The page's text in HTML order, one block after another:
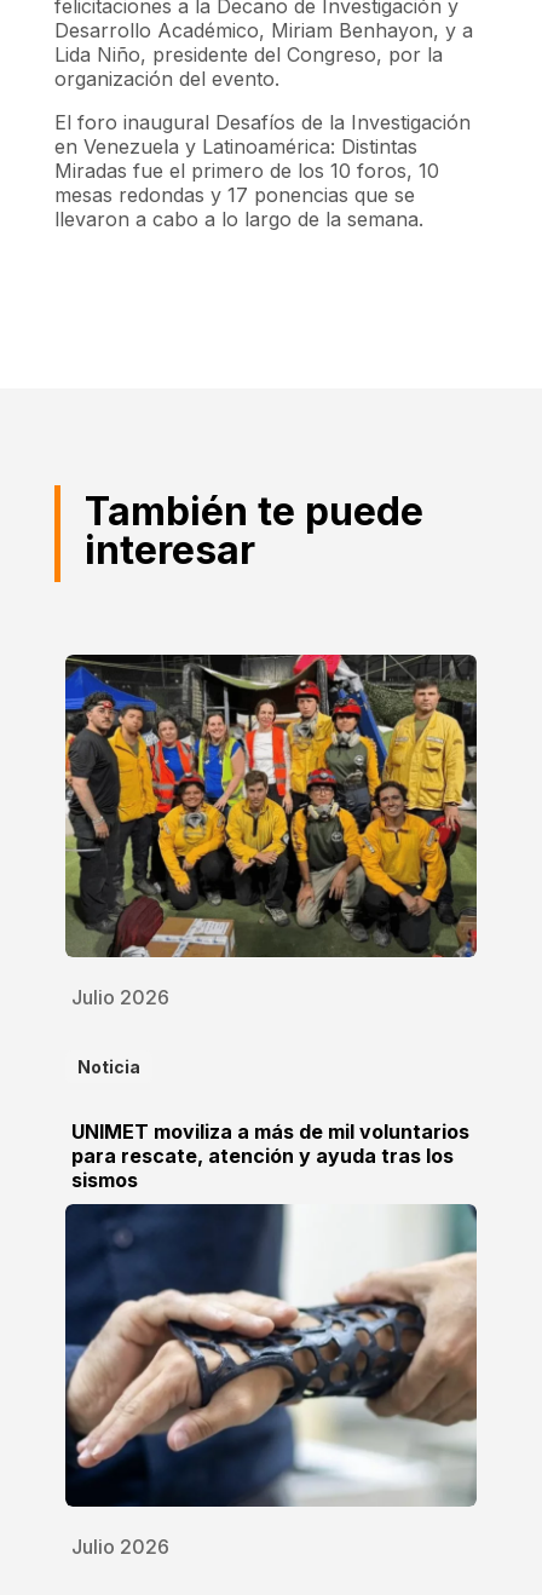
felicitaciones a la Decano de Investigación y
Desarrollo Académico, Miriam Benhayon, y a
Lida Niño, presidente del Congreso, por la
organización del evento.
El foro inaugural Desafíos de la Investigación
en Venezuela y Latinoamérica: Distintas
Miradas fue el primero de los 10 foros, 10
mesas redondas y 17 ponencias que se
llevaron a cabo a lo largo de la semana.
También te puede
interesar
Julio 2026
Noticia
UNIMET moviliza a más de mil voluntarios
para rescate, atención y ayuda tras los
sismos
Julio 2026